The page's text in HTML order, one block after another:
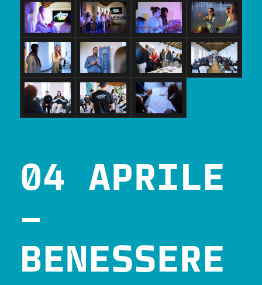
04 APRILE
–
BENESSERE